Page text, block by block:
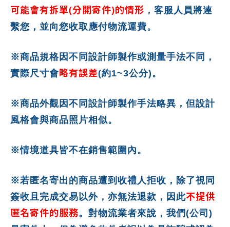
可能會有拆單(分開寄件)的情形 ，客服人員將連
繫您，並向您收取應付物流運費。
※商品規格因不同設計師製作或測量手法不同，
實際尺寸會略有誤差(約1~3公分)。
※商品外觀因不同設計師製作手法略異，但設計
風格會與商品照片相似。
※情境道具皆不在銷售範圍內。
※若匿名寄出的商品遭到收禮人拒收，除了視同
簽收且完成交易以外，亦無法退款，因此不提供
匿名寄件的服務。對物流業者來說，我們(公司)